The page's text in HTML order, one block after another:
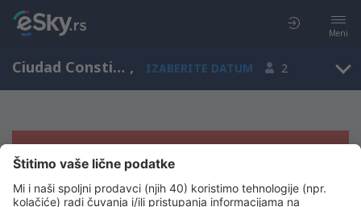
Meni
Ciudad Constitucion, Južna Donja Kalifornija, Meksiko , IZABERITE DATUM 2
Žao nam je, ne možemo da prikažemo